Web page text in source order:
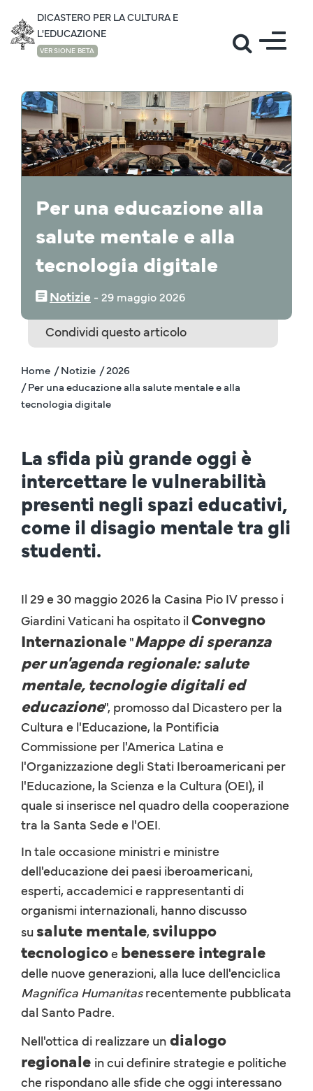
DICASTERO PER LA CULTURA E
L'EDUCAZIONE
VERSIONE BETA
NOTIZIE
Per una educazione alla
salute mentale e alla
tecnologia digitale
Notizie ‒ 29 maggio 2026
Condividi questo articolo
Home / Notizie / 2026
/ Per una educazione alla salute mentale e alla
tecnologia digitale
La sfida più grande oggi è
intercettare le vulnerabilità
presenti negli spazi educativi,
come il disagio mentale tra gli
studenti.
Il 29 e 30 maggio 2026 la Casina Pio IV presso i
Giardini Vaticani ha ospitato il Convegno
Internazionale "Mappe di speranza
per un'agenda regionale: salute
mentale, tecnologie digitali ed
educazione", promosso dal Dicastero per la
Cultura e l'Educazione, la Pontificia
Commissione per l'America Latina e
l'Organizzazione degli Stati Iberoamericani per
l'Educazione, la Scienza e la Cultura (OEI), il
quale si inserisce nel quadro della cooperazione
tra la Santa Sede e l'OEI.
In tale occasione ministri e ministre
dell'educazione dei paesi iberoamericani,
esperti, accademici e rappresentanti di
organismi internazionali, hanno discusso
su salute mentale, sviluppo
tecnologicoe benessere integrale
delle nuove generazioni, alla luce dell'enciclica
Magnifica Humanitasrecentemente pubblicata
dal Santo Padre.
Nell'ottica di realizzare un dialogo
regionale in cui definire strategie e politiche
che rispondano alle sfide che oggi interessano